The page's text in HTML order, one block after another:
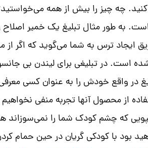
کنید. چه چیز را بیش از همه
به طور مثال تبلیغ یک خمیر
ایجاد ترس به شما می‌گوید که اگر از
است. در تبلیغی برای لیندن بی
واقع خودش را به عنوان کسی
از محصول آنها تجربه منفی
که چشم کودک شما را
بود با کودکی گریان در حین حمام